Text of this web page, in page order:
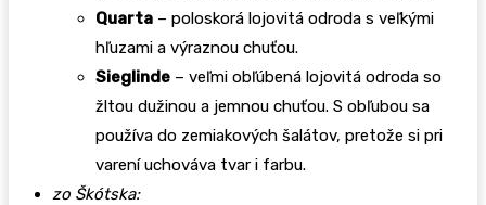
Quarta – poloskorá lojovitá odroda s veľkými
hľuzami a výraznou chuťou.
Sieglinde – veľmi obľúbená lojovitá odroda so
žltou dužinou a jemnou chuťou. S obľubou sa
používa do zemiakových šalátov, pretože si pri
varení uchováva tvar i farbu.
zo Škótska: